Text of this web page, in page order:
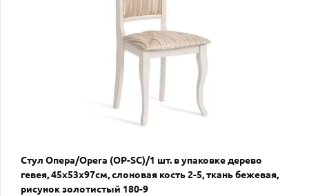
Стул Опера/Opera (OP-SC)/1 шт. в упаковке дерево
гевея, 45х53х97см, слоновая кость 2-5, ткань бежевая,
рисунок золотистый 180-9